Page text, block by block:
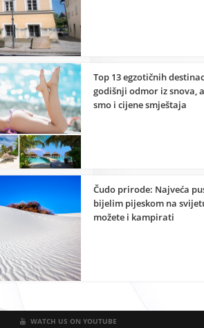
Top 13 egzotičnih
godišnji odmor iz snova,
smo i cijene smještaja
Čudo prirode: Najveća
bijelim pijeskom na
možete i kampirati
WATCH US ON YOUTUBE